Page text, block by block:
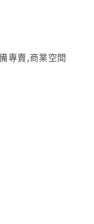
專賣,商業空間